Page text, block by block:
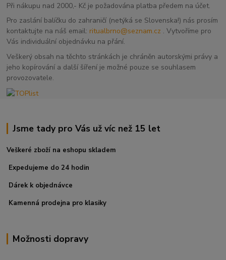
Při nákupu nad 2000,- Kč je požadována platba předem na účet.
Pro zaslání balíčku do zahraničí (netýká se Slovenska!) nás prosím
kontaktujte na náš email: ritualbrno@seznam.cz . Vytvoříme pro
Vás individuální objednávku na přání.
Veškerý obsah na těchto stránkách je chráněn autorskými právy a
jeho kopírování a další šíření je možné pouze se souhlasem
provozovatele.
Jsme tady pro Vás už víc než 15 let
Veškeré zboží na eshopu skladem
Expedujeme do 24 hodin
Dárek k objednávce
Kamenná prodejna pro klasiky
Možnosti dopravy